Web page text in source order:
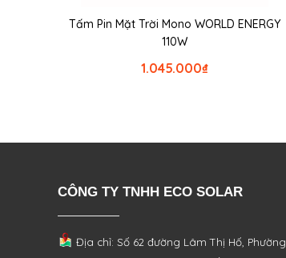
Tấm Pin Mặt Trời Mono WORLD ENERGY
110W
₫
1.045.000
CÔNG TY TNHH ECO SOLAR
Địa chỉ: Số 62 đường Lâm Thị Hố, Phường